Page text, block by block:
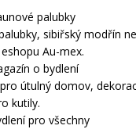
palubky
sibiřský modřín
Au-mex.
o bydlení
útulný domov,
kutily.
pro všechny